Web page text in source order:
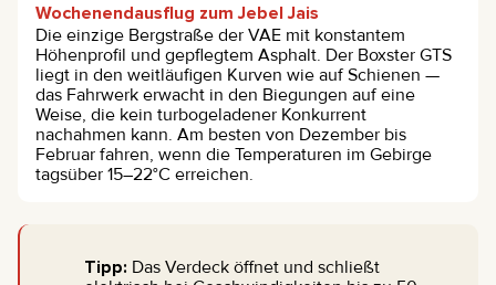
Wochenendausflug zum Jebel Jais
Die einzige Bergstraße der VAE mit konstantem
Höhenprofil und gepflegtem Asphalt. Der Boxster GTS
liegt in den weitläufigen Kurven wie auf Schienen —
das Fahrwerk erwacht in den Biegungen auf eine
Weise, die kein turbogeladener Konkurrent
nachahmen kann. Am besten von Dezember bis
Februar fahren, wenn die Temperaturen im Gebirge
tagsüber 15–22°C erreichen.
Tipp: Das Verdeck öffnet und schließt